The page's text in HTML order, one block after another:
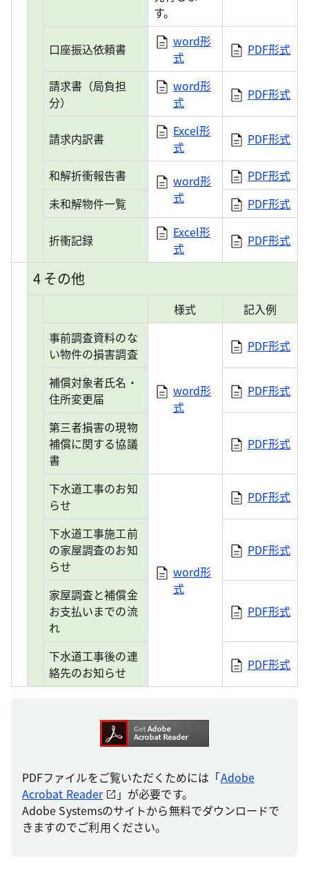
す。
口座振込依頼書
word形
式
PDF形式
請求書（局負担
分）
word形
式
PDF形式
請求内訳書
Excel形
式
PDF形式
和解折衝報告書
word形
式
PDF形式
未和解物件一覧
PDF形式
折衝記録
Excel形
式
PDF形式
4 その他
様式
記入例
事前調査資料のな
い物件の損害調査
word形
式
PDF形式
補償対象者氏名・
住所変更届
PDF形式
第三者損害の現物
補償に関する協議
書
PDF形式
下水道工事のお知
らせ
word形
式
PDF形式
下水道工事施工前
の家屋調査のお知
らせ
PDF形式
家屋調査と補償金
お支払いまでの流
れ
PDF形式
下水道工事後の連
絡先のお知らせ
PDF形式
PDFファイルをご覧いただくためには「Adobe
Acrobat Reader
」が必要です。
Adobe Systemsのサイトから無料でダウンロードで
きますのでご利用ください。